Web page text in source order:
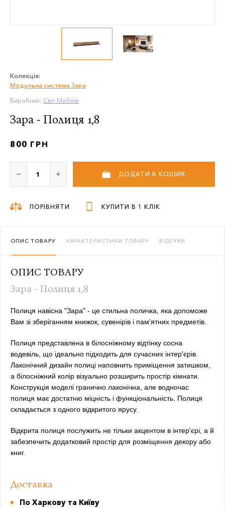
Колекція:
Модульна система Зара
Виробник: Світ Меблів
Зара - Полиця 1,8
800 ГРН
ДОДАТИ В КОШИК
ПОРІВНЯТИ КУПИТИ В 1 КЛІК
ОПИС ТОВАРУ ХАРАКТЕРИСТИКИ ТОВАРУ ВІДГУКИ
ОПИС ТОВАРУ
Зара - Полиця 1,8
Полиця навісна "Зара" - це стильна поличка, яка допоможе
Вам зі зберіганням книжок, сувенірів і пам'ятних предметів.
Полиця представлена в білосніжному відтінку сосна
водевіль, що ідеально підходить для сучасних інтер'єрів.
Лаконічний дизайн полиці наповнить приміщення затишком,
а білосніжний колір візуально розширить простір кімнати.
Конструкція моделі гранично лаконічна, але водночас
полиця має достатню міцність і функціональність. Полиця
складається з одного відкритого ярусу.
Відкрита полиця послужить не тільки акцентом в інтер'єрі, а й
забезпечить додатковий простір для розміщення декору або
книг.
Доставка
По Харкову та Київу